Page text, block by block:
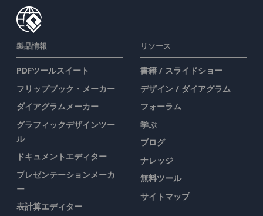
製品情報
PDFツールスイート
フリップブック・メーカー
ダイアグラムメーカー
グラフィックデザインツー
ル
ドキュメントエディター
プレゼンテーションメーカ
ー
表計算エディター
リソース
書籍 / スライドショー
デザイン / ダイアグラム
フォーラム
学ぶ
ブログ
ナレッジ
無料ツール
サイトマップ